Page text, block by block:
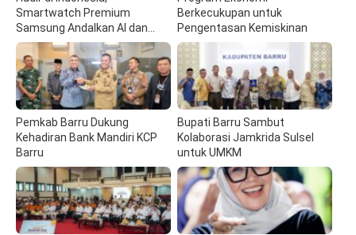
Smartwatch Premium
Samsung Andalkan AI dan
Ketangguhan
Berkecukupan untuk
Pengentasan Kemiskinan
Pemkab Barru Dukung
Kehadiran Bank Mandiri KCP
Barru
Bupati Barru Sambut
Kolaborasi Jamkrida Sulsel
untuk UMKM